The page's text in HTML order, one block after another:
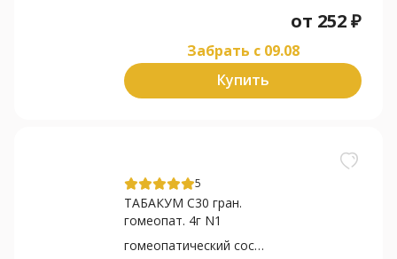
от 252₽
Забрать c 09.08
Купить
5
ТАБАКУМ С30 гран.
гомеопат. 4г N1
гомеопатический состав